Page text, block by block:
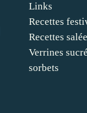
Links
Recettes
Recettes
Verrines
sorbets